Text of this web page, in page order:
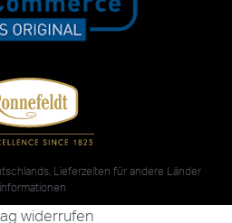
Lieferzeiten für andere Länder
widerrufen